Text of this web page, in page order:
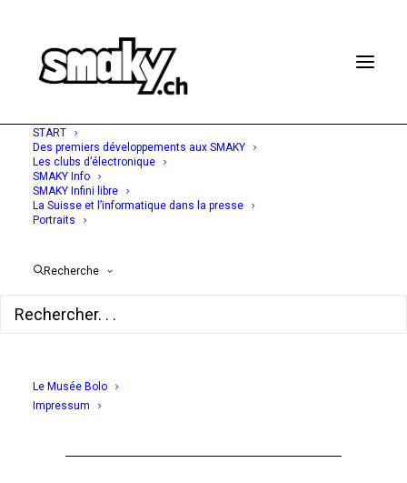
START
Des premiers développements aux SMAKY
Les clubs d’électronique
SMAKY Info
SMAKY Infini libre
La Suisse et l’informatique dans la presse
Portraits
Recherche
Le Musée Bolo
Impressum
19 SEPTEMBRE 1977
microinformatique en
vedette
01 Informatique No. 454